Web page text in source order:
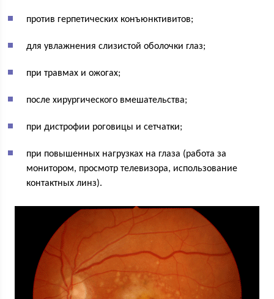
против герпетических конъюнктивитов;
для увлажнения слизистой оболочки глаз;
при травмах и ожогах;
после хирургического вмешательства;
при дистрофии роговицы и сетчатки;
при повышенных нагрузках на глаза (работа за
монитором, просмотр телевизора, использование
контактных линз).